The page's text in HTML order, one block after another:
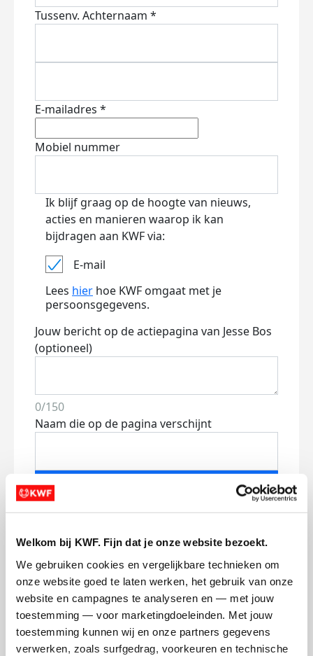
Welkom bij KWF. Fijn dat je onze website bezoekt.
We gebruiken cookies en vergelijkbare technieken om
onze website goed te laten werken, het gebruik van onze
website en campagnes te analyseren en — met jouw
toestemming — voor marketingdoeleinden. Met jouw
toestemming kunnen wij en onze partners gegevens
verwerken, zoals surfgedrag, voorkeuren en technische
Tussenv. Achternaam *
E-mailadres *
Mobiel nummer
Ik blijf graag op de hoogte van nieuws,
acties en manieren waarop ik kan
bijdragen aan KWF via:
E-mail
Lees hier hoe KWF omgaat met je
persoonsgegevens.
Jouw bericht op de actiepagina van Jesse Bos
(optioneel)
0/150
Naam die op de pagina verschijnt
Volgende
Creditcard